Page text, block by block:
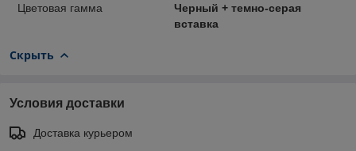
Цветовая гамма
Черный + темно-серая
вставка
Скрыть
Условия доставки
Доставка курьером